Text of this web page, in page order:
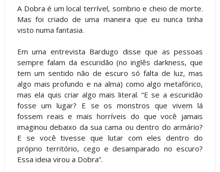
A Dobra é um local terrível, sombrio e cheio de morte.
Mas foi criado de uma maneira que eu nunca tinha
visto numa fantasia.
Em uma entrevista Bardugo disse que as pessoas
sempre falam da escuridão (no inglês darkness, que
tem um sentido não de escuro só falta de luz, mas
algo mais profundo e na alma) como algo metafórico,
mas ela quis criar algo mais literal. “E se a escuridão
fosse um lugar? E se os monstros que vivem lá
fossem reais e mais horríveis do que você jamais
imaginou debaixo da sua cama ou dentro do armário?
E se você tivesse que lutar com eles dentro do
próprio território, cego e desamparado no escuro?
Essa ideia virou a Dobra”.